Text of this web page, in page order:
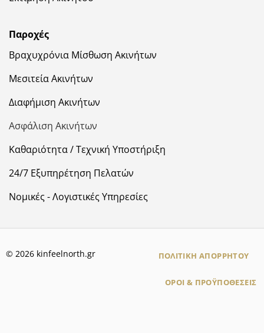
Παροχές
Βραχυχρόνια Μίσθωση Ακινήτων
Μεσιτεία Ακινήτων
Διαφήμιση Ακινήτων
Ασφάλιση Ακινήτων
Καθαριότητα / Τεχνική Υποστήριξη
24/7 Εξυπηρέτηση Πελατών
Νομικές - Λογιστικές Υπηρεσίες
© 2026 kinfeelnorth.gr ΠΟΛΙΤΙΚΗ ΑΠΟΡΡΗΤΟΥ
ΟΡΟΙ & ΠΡΟΫΠΟΘΕΣΕΙΣ